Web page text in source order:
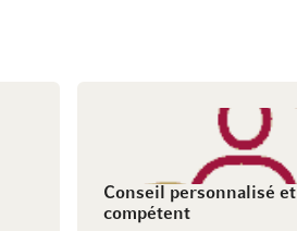
Conseil personnalisé et
compétent